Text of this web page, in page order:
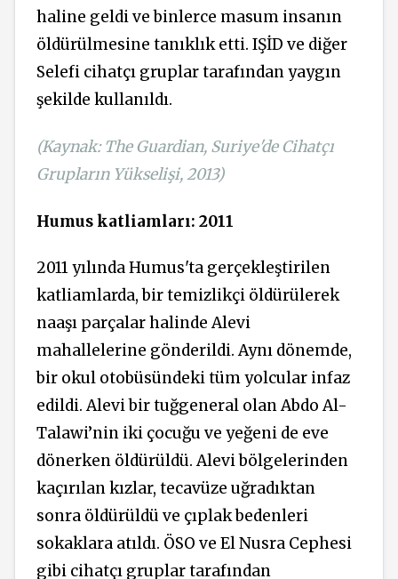
haline geldi ve binlerce masum insanın
öldürülmesine tanıklık etti. IŞİD ve diğer
Selefi cihatçı gruplar tarafından yaygın
şekilde kullanıldı.
(Kaynak: The Guardian, Suriye'de Cihatçı
Grupların Yükselişi, 2013)
Humus katliamları: 2011
2011 yılında Humus'ta gerçekleştirilen
katliamlarda, bir temizlikçi öldürülerek
naaşı parçalar halinde Alevi
mahallelerine gönderildi. Aynı dönemde,
bir okul otobüsündeki tüm yolcular infaz
edildi. Alevi bir tuğgeneral olan Abdo Al-
Talawi’nin iki çocuğu ve yeğeni de eve
dönerken öldürüldü. Alevi bölgelerinden
kaçırılan kızlar, tecavüze uğradıktan
sonra öldürüldü ve çıplak bedenleri
sokaklara atıldı. ÖSO ve El Nusra Cephesi
gibi cihatçı gruplar tarafından